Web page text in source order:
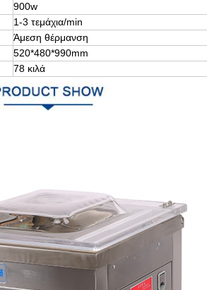
900w
1-3 τεμάχια/min
Άμεση θέρμανση
520*480*990mm
78 κιλά